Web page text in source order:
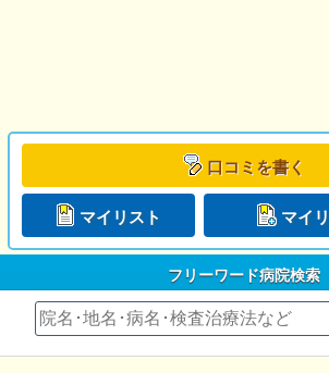
口コミを書く
マイリスト マイ
フリーワード病院検索